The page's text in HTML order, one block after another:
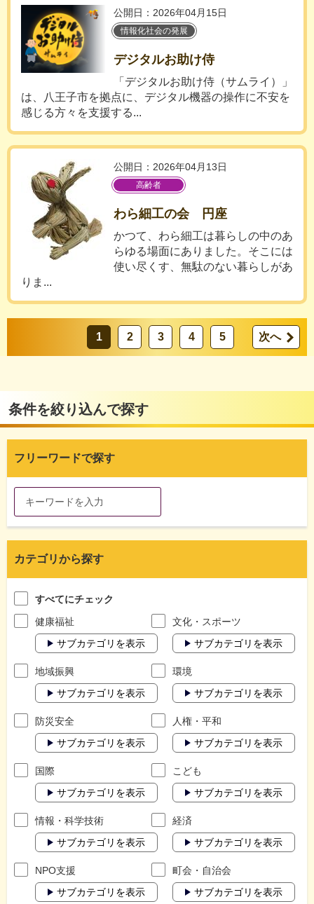
公開日：2026年04月15日
情報化社会の発展
デジタルお助け侍
「デジタルお助け侍（サムライ）」
は、八王子市を拠点に、デジタル機器の操作に不安を
感じる方々を支援する...
公開日：2026年04月13日
高齢者
わら細工の会 円座
かつて、わら細工は暮らしの中のあ
らゆる場面にありました。そこには
使い尽くす、無駄のない暮らしがあ
りま...
1 2 3 4 5 次へ
条件を絞り込んで探す
フリーワードで探す
カテゴリから探す
すべてにチェック
健康福祉
サブカテゴリを表示
文化・スポーツ
サブカテゴリを表示
地域振興
サブカテゴリを表示
環境
サブカテゴリを表示
防災安全
サブカテゴリを表示
人権・平和
サブカテゴリを表示
国際
サブカテゴリを表示
こども
サブカテゴリを表示
情報・科学技術
サブカテゴリを表示
経済
サブカテゴリを表示
NPO支援
サブカテゴリを表示
町会・自治会
サブカテゴリを表示